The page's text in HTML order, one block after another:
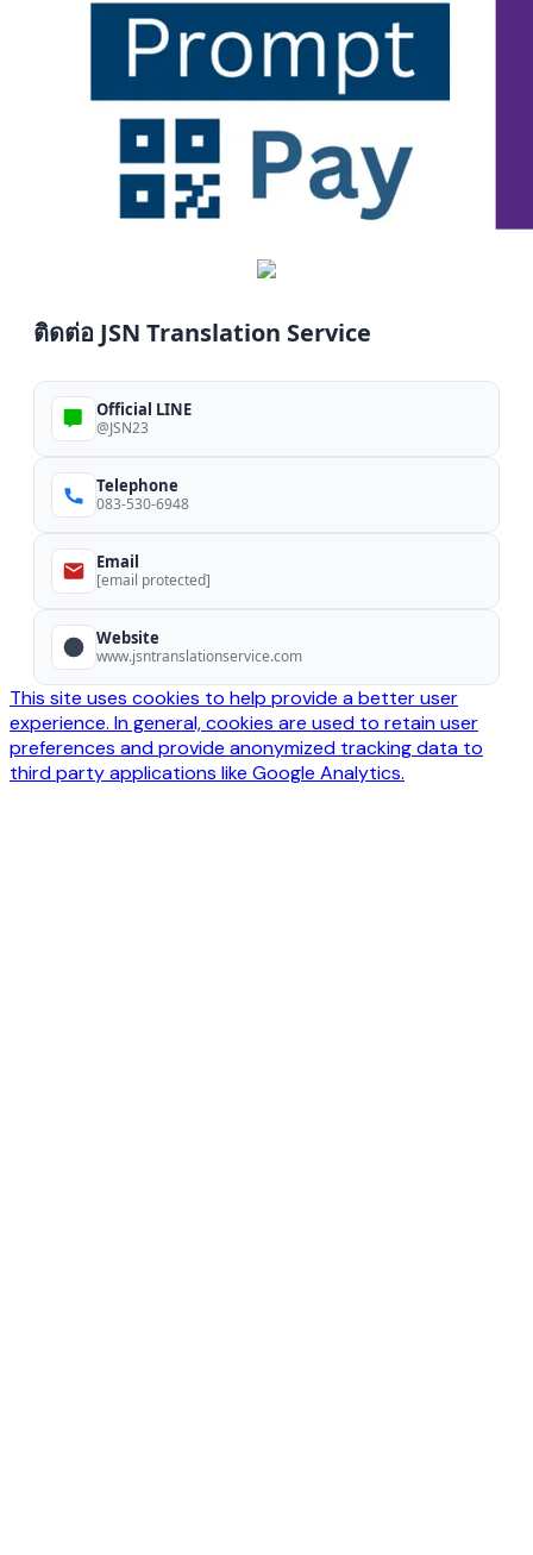
ติดต่อ JSN Translation Service
Official LINE
@JSN23
Telephone
083-530-6948
Email
[email protected]
Website
www.jsntranslationservice.com
This site uses cookies to help provide a better user
experience. In general, cookies are used to retain user
preferences and provide anonymized tracking data to
third party applications like Google Analytics.